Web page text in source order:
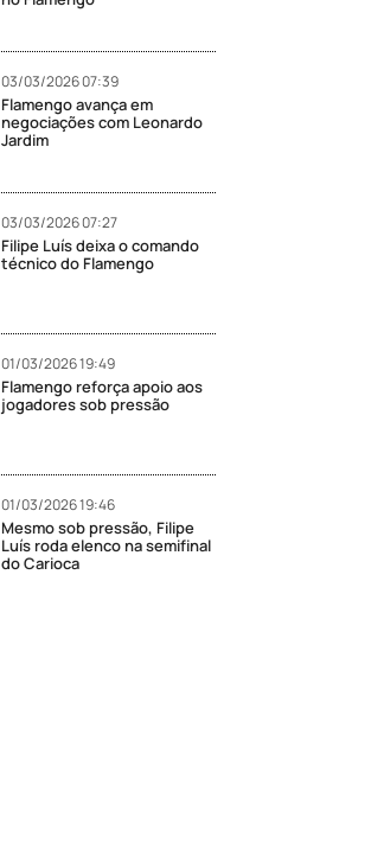
03/03/2026 07:39
Flamengo avança em
negociações com Leonardo
Jardim
03/03/2026 07:27
Filipe Luís deixa o comando
técnico do Flamengo
01/03/2026 19:49
Flamengo reforça apoio aos
jogadores sob pressão
01/03/2026 19:46
Mesmo sob pressão, Filipe
Luís roda elenco na semifinal
do Carioca